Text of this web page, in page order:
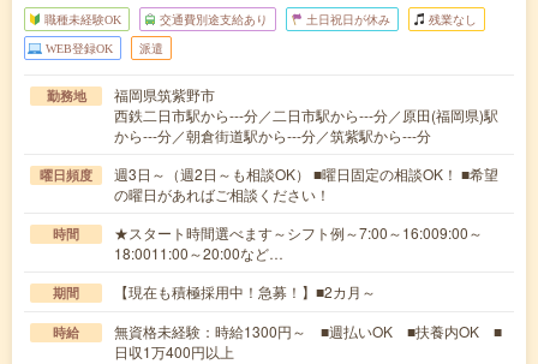
職種未経験OK 交通費別途支給あり 土日祝日が休み 残業なし
WEB登録OK 派遣
勤務地
福岡県筑紫野市
西鉄二日市駅から---分／二日市駅から---分／原田(福岡県)駅
から---分／朝倉街道駅から---分／筑紫駅から---分
曜日頻度
週3日～（週2日～も相談OK） ■曜日固定の相談OK！ ■希望
の曜日があればご相談ください！
時間
★スタート時間選べます～シフト例～7:00～16:009:00～
18:0011:00～20:00など…
期間 【現在も積極採用中！急募！】■2カ月～
時給
無資格未経験：時給1300円～ ■週払いOK ■扶養内OK ■
日収1万400円以上